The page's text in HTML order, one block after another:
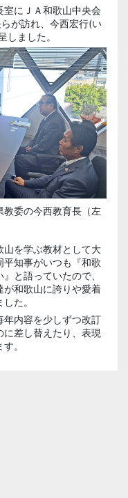
室にＪＡ和歌山中央会
が訪れ、今西宏行(い
しました。
教委の今西教育長（左
山を学ぶ教材として大
知事がいつも『和歌
と語っていたので、
が和歌山に誇りや愛着
た。
年内容を少しずつ改訂
差し替えたり、表現
。